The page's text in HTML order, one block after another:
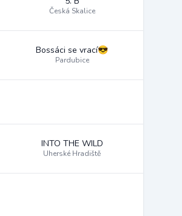
Česká Skalice
Bossáci se vrací😎
Pardubice
INTO THE WILD
Uherské Hradiště